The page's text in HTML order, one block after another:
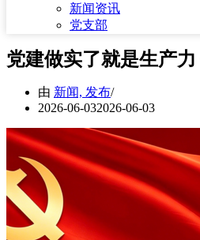
新闻资讯
党支部
党建做实了就是生产
由 新闻, 发布
2026-06-032026-06-03